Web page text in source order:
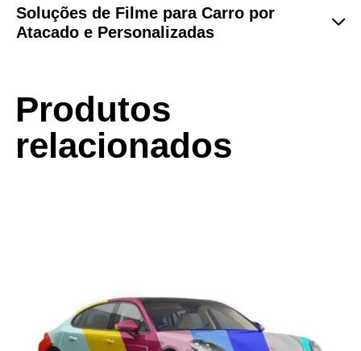
Soluções de Filme para Carro por
Atacado e Personalizadas
Produtos
relacionados